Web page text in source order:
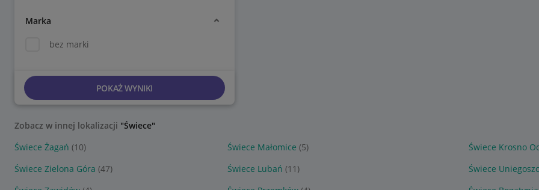
Marka
bez marki
POKAŻ WYNIKI
Zobacz w innej lokalizacji "Świece"
Świece Żagań (10) Świece Małomice (5) Świece Krosno
Świece Zielona Góra (47) Świece Lubań (11) Świece